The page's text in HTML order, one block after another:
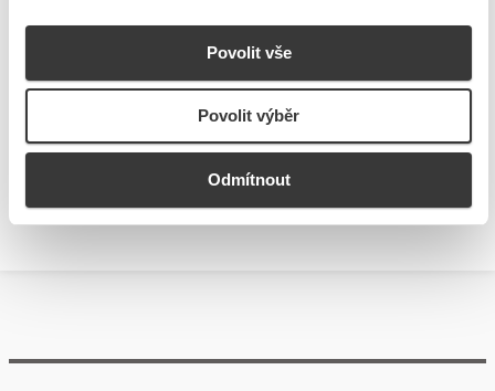
Povolit vše
Povolit výběr
Odmítnout
EatonCareCZ@eaton.com
https://www.eaton.com/cz/cs-cz.html